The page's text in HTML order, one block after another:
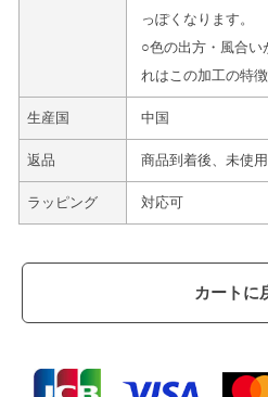
っぽくなります。
○色の出方・風合い
れはこの加工の特徴
生産国 中国
返品 商品到着後、未使
ラッピング 対応可
カートに